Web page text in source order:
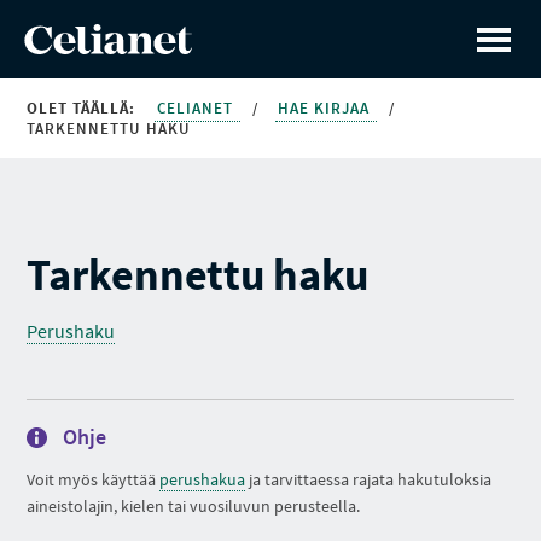
OLET TÄÄLLÄ: CELIANET / HAE KIRJAA
/
TARKENNETTU HAKU
Tarkennettu haku
Perushaku
Ohje
Voit myös käyttää perushakua ja tarvittaessa rajata hakutuloksia
aineistolajin, kielen tai vuosiluvun perusteella.